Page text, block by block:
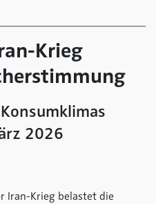
Krieg
2026
Iran-Krieg belastet die